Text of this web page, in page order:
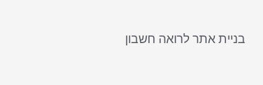
בניית אתר לרואה חשבון